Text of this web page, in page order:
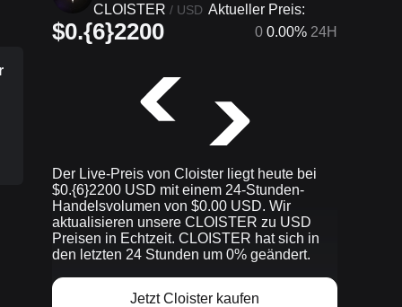
CLOISTER / USD Aktueller Preis:
$0.{6}2200 0 0.00% 24H
Der Live-Preis von Cloister liegt heute bei
$0.{​6}2200 USD mit einem 24-Stunden-
Handelsvolumen von $0.00 USD. Wir
aktualisieren unsere CLOISTER zu USD
Preisen in Echtzeit. CLOISTER hat sich in
den letzten 24 Stunden um 0% geändert.
Jetzt Cloister kaufen